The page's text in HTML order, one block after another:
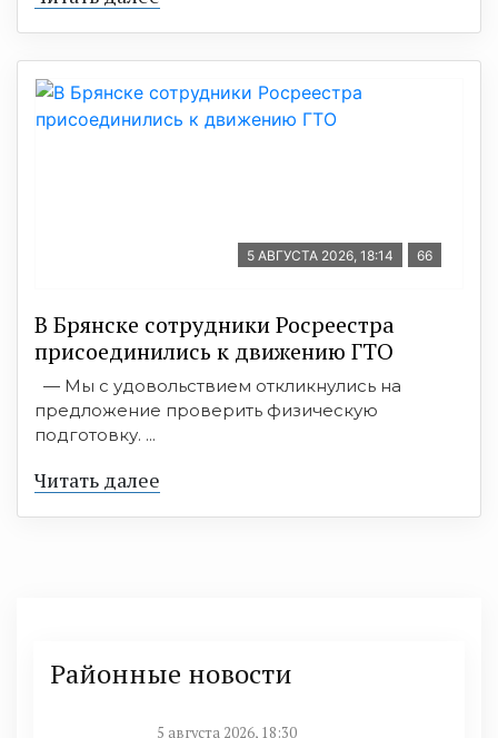
5 АВГУСТА 2026, 18:14 66
В Брянске сотрудники Росреестра
присоединились к движению ГТО
— Мы с удовольствием откликнулись на
предложение проверить физическую
подготовку. ...
Читать далее
Районные новости
5 августа 2026, 18:30